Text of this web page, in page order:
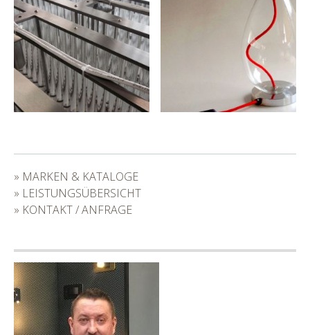
» MARKEN & KATALOGE
» LEISTUNGSÜBERSICHT
» KONTAKT / ANFRAGE